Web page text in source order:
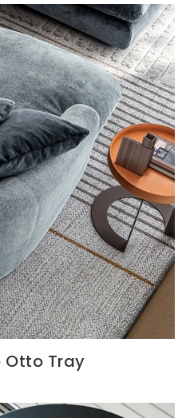
Otto Tray